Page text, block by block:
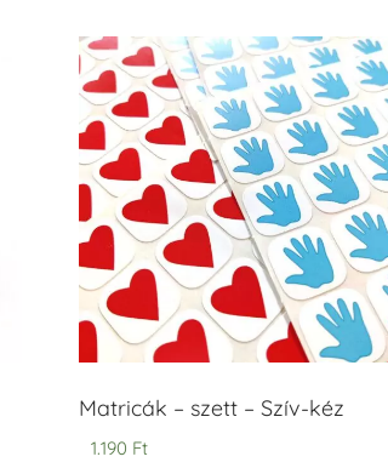
Matricák – szett – Szív-kéz
1.190 Ft